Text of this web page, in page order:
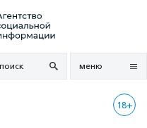
поиск меню
18+